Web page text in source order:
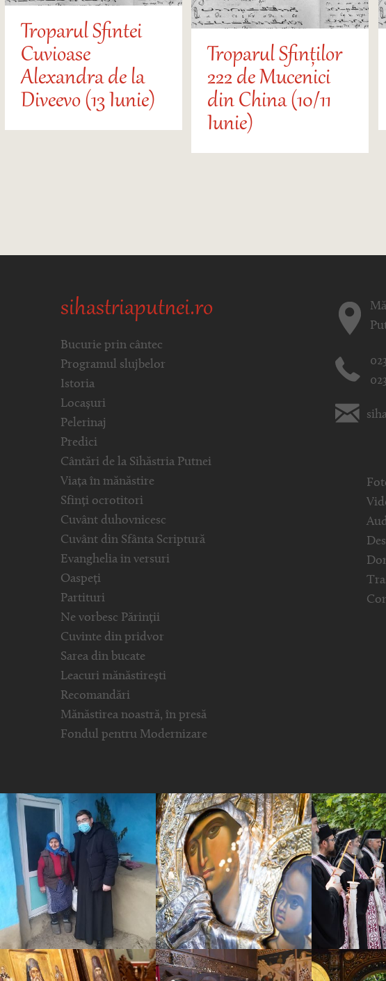
Troparul Sfintei
Cuvioase
Alexandra de la
Diveevo (13 Iunie)
Troparul Sfinților
222 de Mucenici
din China (10/11
Iunie)
sihastriaputnei.ro
Bucurie prin cântec
Programul slujbelor
Istoria
Locașuri
Pelerinaj
Predici
Cântări de la Sihăstria Putnei
Viața în mănăstire
Sfinți ocrotitori
Cuvânt duhovnicesc
Cuvânt din Sfânta Scriptură
Evanghelia in versuri
Oaspeți
Partituri
Ne vorbesc Părinții
Cuvinte din pridvor
Sarea din bucate
Leacuri mănăstirești
Recomandări
Mănăstirea noastră, în presă
Fondul pentru Modernizare